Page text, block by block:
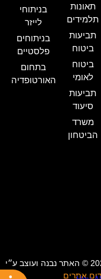
תאונות
תלמידים
תביעות
ביטוח
ביטוח
לאומי
תביעות
סיעוד
משרד
הביטחון
בניתוחי
לייזר
בניתוחים
פלסטיים
בתחום
האורטופדיה
אתרים